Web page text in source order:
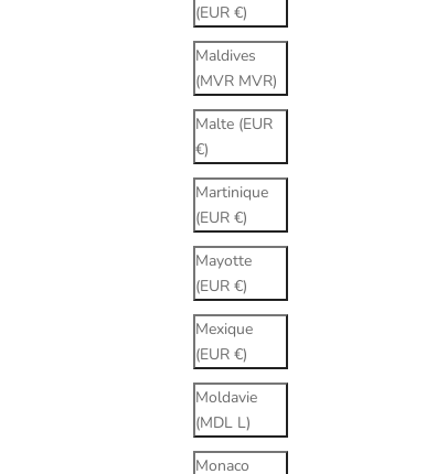
(EUR €)
Maldives
(MVR MVR)
Malte (EUR
€)
Martinique
(EUR €)
Mayotte
(EUR €)
Mexique
(EUR €)
Moldavie
(MDL L)
Monaco